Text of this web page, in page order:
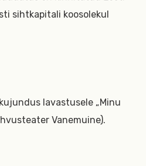
sihtkapitali koosolekul
lavastusele „Minu
Vanemuine).